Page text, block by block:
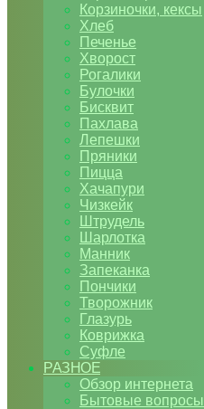
Корзиночки, кексы
Хлеб
Печенье
Хворост
Рогалики
Булочки
Бисквит
Пахлава
Лепешки
Пряники
Пицца
Хачапури
Чизкейк
Штрудель
Шарлотка
Манник
Запеканка
Пончики
Творожник
Глазурь
Коврижка
Суфле
РАЗНОЕ
Обзор интернета
Бытовые вопросы